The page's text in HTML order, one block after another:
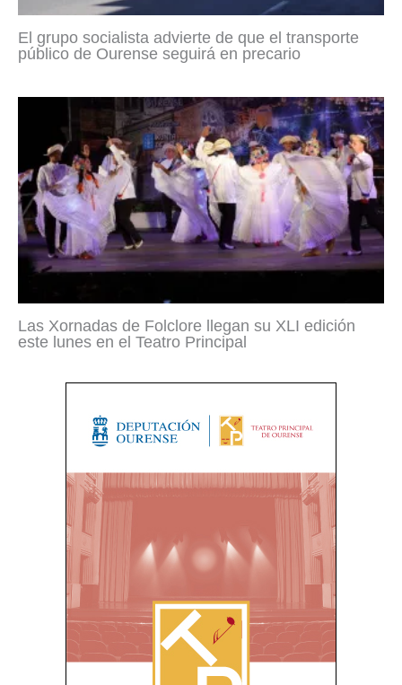
El grupo socialista advierte de que el transporte
público de Ourense seguirá en precario
Las Xornadas de Folclore llegan su XLI edición
este lunes en el Teatro Principal